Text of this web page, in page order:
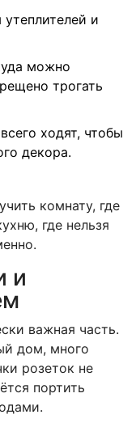
и
можно
трогать
ходят, чтобы
декора.
комнату, где
где нельзя
и
важная часть.
дом, много
розеток не
портить